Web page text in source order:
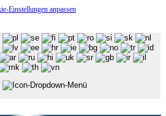
Einstellungen anpassen